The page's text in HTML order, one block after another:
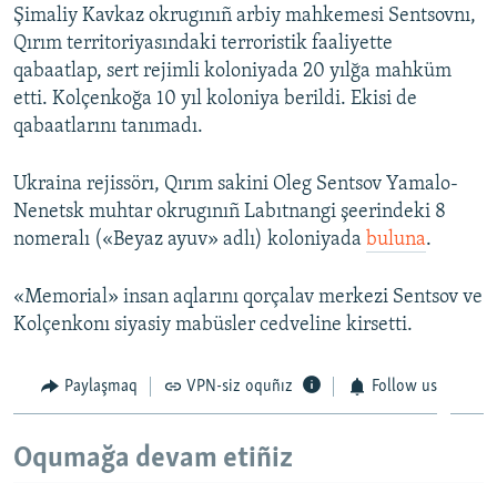
Şimaliy Kavkaz okrugınıñ arbiy mahkemesi Sentsovnı,
Qırım territoriyasındaki terroristik faaliyette
qabaatlap, sert rejimli koloniyada 20 yılğa mahküm
etti. Kolçenkoğa 10 yıl koloniya berildi. Ekisi de
qabaatlarını tanımadı.
Ukraina rejissörı, Qırım sakini Oleg Sentsov Yamalo-
Nenetsk muhtar okrugınıñ Labıtnangi şeerindeki 8
nomeralı («Beyaz ayuv» adlı) koloniyada buluna.
«Memorial» insan aqlarını qorçalav merkezi Sentsov ve
Kolçenkonı siyasiy mabüsler cedveline kirsetti.
Paylaşmaq VPN-siz oquñız Follow us
Oqumağa devam etiñiz